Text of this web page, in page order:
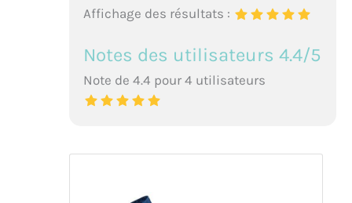
Affichage des résultats :
Notes des utilisateurs 4.4/5
Note de 4.4 pour 4 utilisateurs